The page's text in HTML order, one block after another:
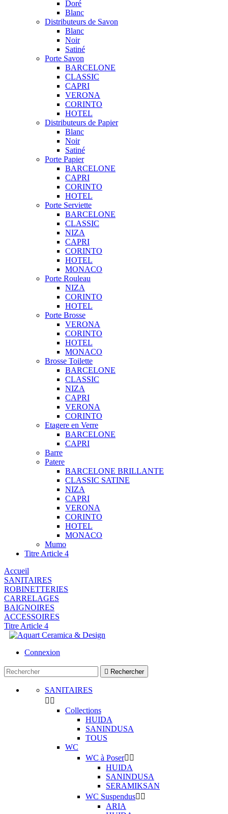
Doré
Blanc
Distributeurs de Savon
Blanc
Noir
Satiné
Porte Savon
BARCELONE
CLASSIC
CAPRI
VERONA
CORINTO
HOTEL
Distributeurs de Papier
Blanc
Noir
Satiné
Porte Papier
BARCELONE
CAPRI
CORINTO
HOTEL
Porte Serviette
BARCELONE
CLASSIC
NIZA
CAPRI
CORINTO
HOTEL
MONACO
Porte Rouleau
NIZA
CORINTO
HOTEL
Porte Brosse
VERONA
CORINTO
HOTEL
MONACO
Brosse Toilette
BARCELONE
CLASSIC
NIZA
CAPRI
VERONA
CORINTO
Etagere en Verre
BARCELONE
CAPRI
Barre
Patere
BARCELONE BRILLANTE
CLASSIC SATINE
NIZA
CAPRI
VERONA
CORINTO
HOTEL
MONACO
Mumo
Titre Article 4
Accueil
SANITAIRES
ROBINETTERIES
CARRELAGES
BAIGNOIRES
ACCESSOIRES
Titre Article 4
Connexion
 Rechercher
SANITAIRES
 
Collections
HUIDA
SANINDUSA
TOUS
WC
WC à Poser 
HUIDA
SANINDUSA
SERAMIKSAN
WC Suspendus 
ARIA